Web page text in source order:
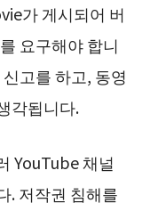
가 게시되어 버
요구해야 합니
고를 하고, 동영
각됩니다.
YouTube 채널
. 저작권 침해를